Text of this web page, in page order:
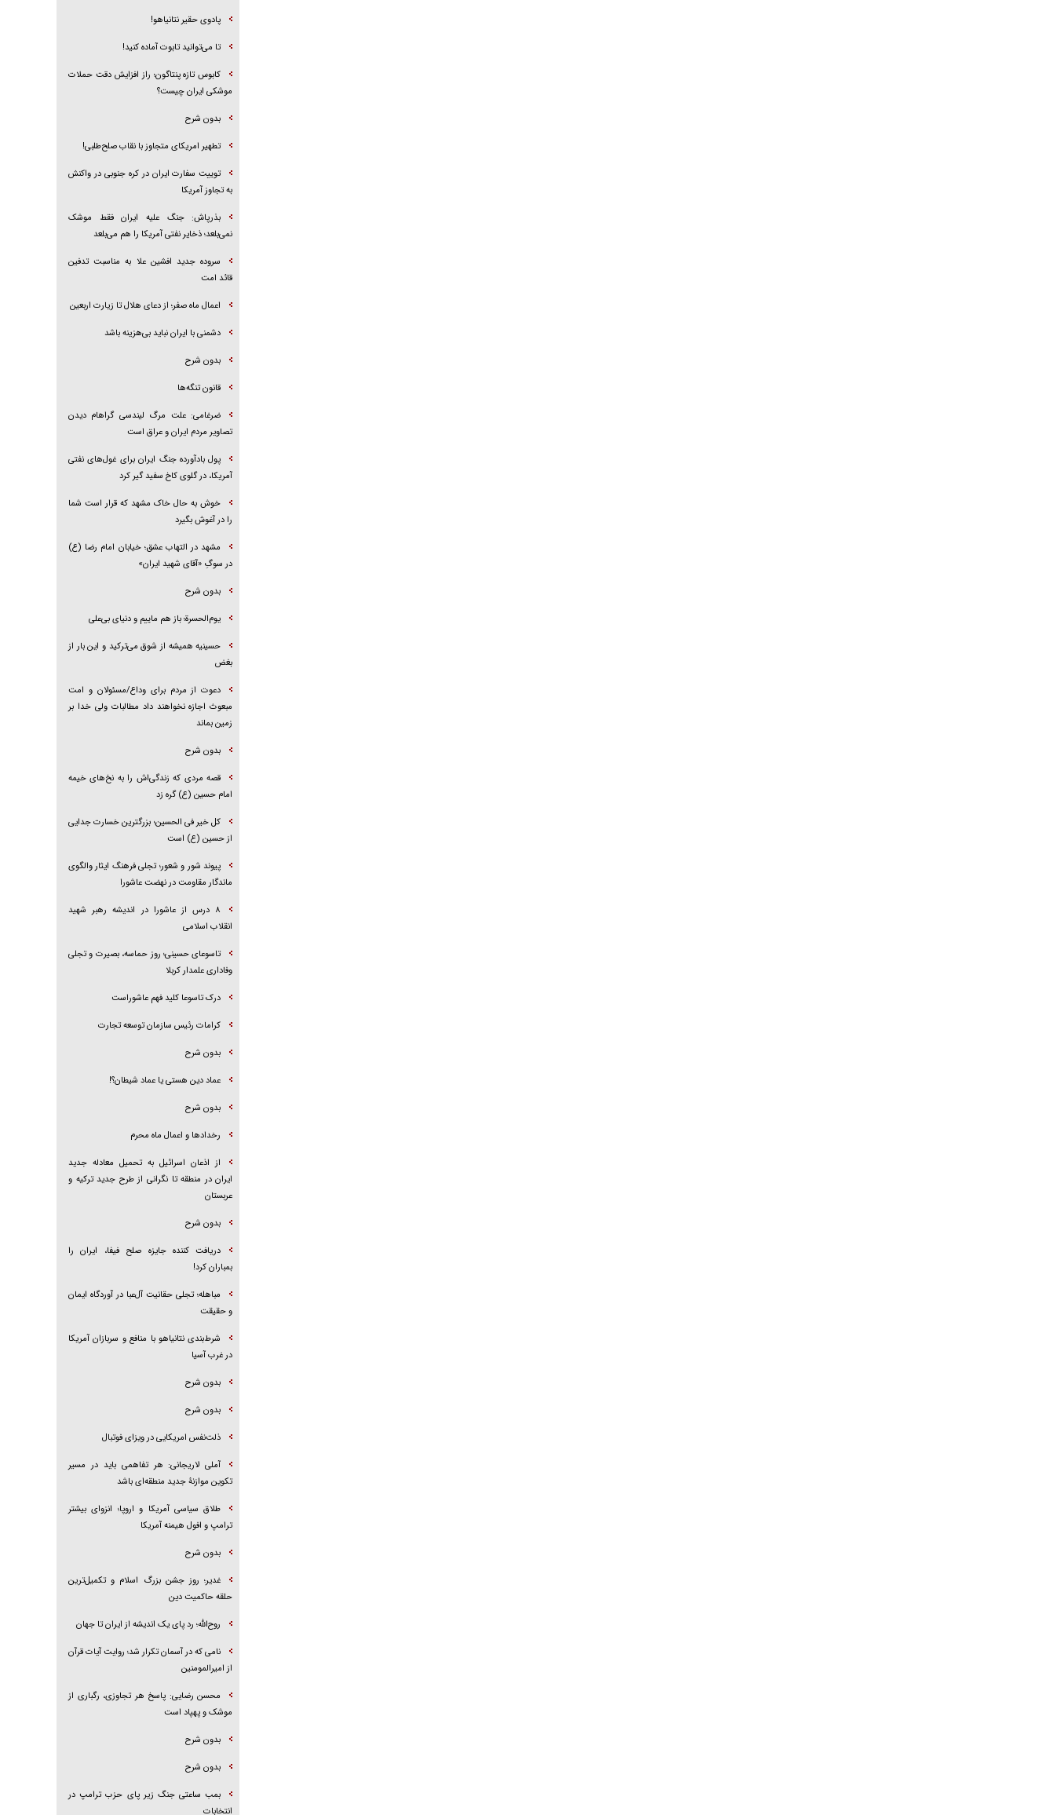
پادوی حقیر نتانیاهو!
تا می‌توانید تابوت آماده کنید!
کابوس تازه پنتاگون؛ راز افزایش دقت حملات
موشکی ایران چیست؟
بدون شرح
تطهیر امریکای متجاوز با نقاب صلح‌طلبی!
توییت سفارت ایران در کره جنوبی در واکنش
به تجاوز آمریکا
بذرپاش: ‏جنگ علیه ایران فقط موشک
نمی‌بلعد؛ ذخایر نفتی آمریکا را هم می‌بلعد
سروده جدید افشین علا به مناسبت تدفین
قائد امت
اعمال ماه صفر؛ از دعای هلال تا زیارت اربعین
دشمنی با ایران نباید بی‌هزینه باشد
بدون شرح
قانون تنگه‌ها
ضرغامی: علت مرگ لیندسی گراهام دیدن
تصاویر مردم ایران و عراق است
پول بادآورده جنگ ایران برای غول‌های نفتی
آمریکا، در گلوی کاخ سفید گیر کرد
خوش به حال خاک مشهد که قرار است شما
را در آغوش بگیرد
مشهد در التهاب عشق؛ خیابان امام رضا (ع)
در سوگِ «آقای شهید ایران»
بدون شرح
یوم‌الحسرة؛ باز هم ماییم و دنیای بی‌علی
حسینیه همیشه از شوق می‌ترکید و این بار از
بغض
دعوت از مردم برای وداع/مسئولان و امت
مبعوث اجازه نخواهند داد مطالبات ولی خدا بر
زمین بماند
بدون شرح
قصه مردی که زندگی‌اش را به نخ‌های خیمه
امام حسین (ع) گره زد
کل خیر فی الحسین؛ بزرگترین خسارت جدایی
از حسین (ع) است
پیوند شور و شعور؛ تجلی فرهنگ ایثار والگوی
ماندگار مقاومت در نهضت عاشورا
۸ درس از عاشورا در اندیشه رهبر شهید
انقلاب اسلامی
تاسوعای حسینی؛ روز حماسه، بصیرت و تجلی
وفاداری علمدار کربلا
درک تاسوعا کلید فهم عاشوراست
کرامات رئیس سازمان توسعه تجارت
بدون شرح
عماد دین هستی یا عماد شیطان؟!
بدون شرح
رخداد‌ها و اعمال ماه محرم
از اذعان اسرائیل به تحمیل معادله جدید
ایران در منطقه تا نگرانی از طرح جدید ترکیه و
عربستان
بدون شرح
دریافت کننده جایزه صلح فیفا، ایران را
بمباران کرد!
مباهله؛ تجلی حقانیت آل‌عبا در آوردگاه ایمان
و حقیقت
شرط‌بندی نتانیاهو با منافع و سربازان آمریکا
در غرب آسیا
بدون شرح
بدون شرح
ذلت‌نفس امریکایی در ویزای فوتبال
آملی لاریجانی: هر تفاهمی باید در مسیر
تکوین موازنۀ جدید منطقه‌ای باشد
طلاق سیاسی آمریکا و اروپا؛ انزوای بیشتر
ترامپ و افول هیمنه آمریکا
بدون شرح
غدیر؛ روز جشن بزرگ اسلام و تکمیل‌ترین
حلقه حاکمیت دین
روح‌الله؛ رد پای یک اندیشه از ایران تا جهان
نامی که در آسمان تکرار شد؛ روایت آیات قرآن
از امیرالمومنین
محسن رضایی: پاسخ هر تجاوزی، رگباری از
موشک و پهپاد است
بدون شرح
بدون شرح
بمب ساعتی جنگ زیر پای حزب ترام‍پ در
انتخابات